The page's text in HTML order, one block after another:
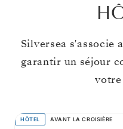
Silversea s'associe
garantir un séjour
HÔTEL AVANT LA CROISIÈRE